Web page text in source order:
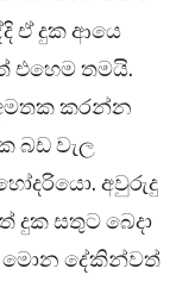
ඒ දුක ආයෙ
එහෙම තමයි.
කරන්න
බඩ වැල
අවුරුදු
දුක සතුට බෙදා
මොන දේකින්වත්